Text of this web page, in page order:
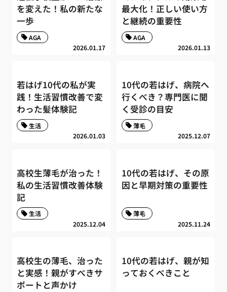
を変えた！私の新たな
一歩
2026.01.17
AGA
最大化！正しい使い方
と継続の重要性
2026.01.13
AGA
若はげ10代の私が実
践！生活習慣改善で変
わった髪体験記
2026.01.03
生活
10代の若はげ、病院へ
行くべき？専門医に聞
く受診の目安
2025.12.07
薄毛
高校生薄毛が治った！
私の生活習慣改善体験
記
2025.12.04
生活
10代の若はげ、その原
因と早期対策の重要性
2025.11.24
薄毛
高校生の薄毛、治った
と実感！親がすべきサ
ポートと声かけ
10代の若はげ、親が知
っておくべきこと